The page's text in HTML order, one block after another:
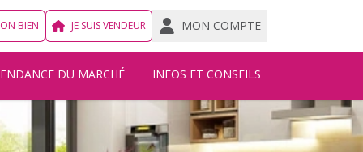
BIEN JE SUIS VENDEUR MON COMPTE
DU MARCHÉ INFOS ET CONSEILS